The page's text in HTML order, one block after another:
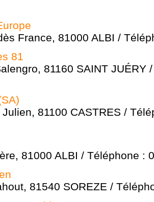
France, 81000 ALBI /
81
81160 SAINT JUÉRY
81100 CASTRES /
81000 ALBI / Téléphone :
81540 SOREZE /